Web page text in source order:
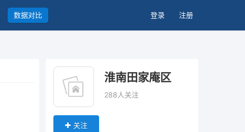
数据对比 登录 注册
淮南田家庵区
288人关注
关注